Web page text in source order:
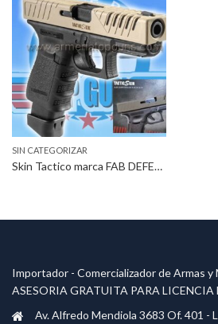
SIN CATEGORIZAR
Skin Tactico marca FAB DEFENSE para pistola GLOCK modelo 17 y 19
Importador - Comercializador de Armas
ASESORIA GRATUITA PARA LICENCIA
Av. Alfredo Mendiola 3683 Of. 401 -